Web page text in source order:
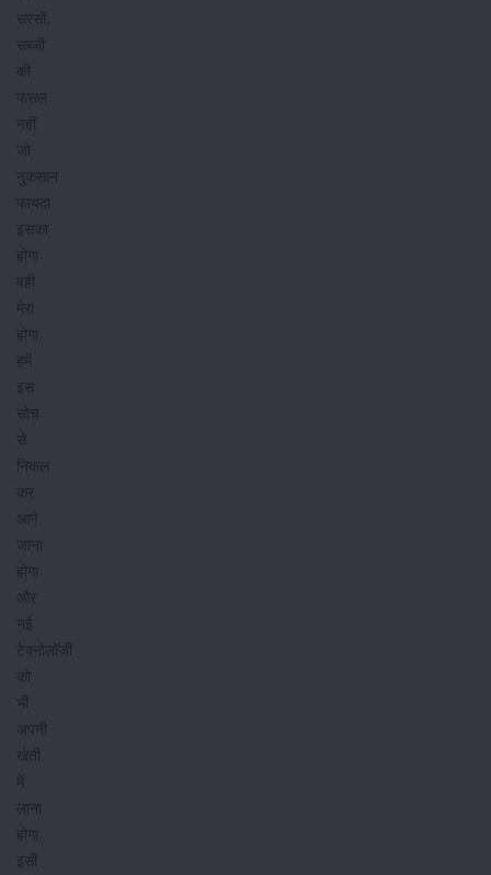
सरसों,
सब्जी
की
फसल
नहीं.
जो
नुकसान
फायदा
इसका
होगा
वही
मेरा
होगा.
हमें
इस
सोच
से
निकल
कर
आगे
जाना
होगा
और
नई
टेक्नोलॉजी
को
भी
अपनी
खेती
में
लाना
होगा.
इसी